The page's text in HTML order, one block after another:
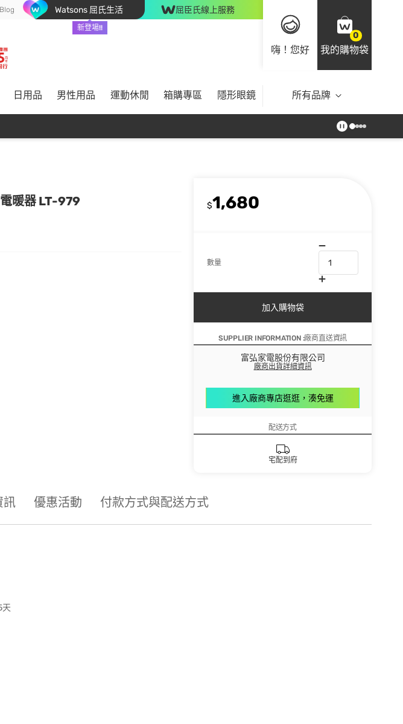
Blog Watsons 屈氏生活
新登場!!
屈臣氏線上服務
嗨！您好
0
我的購物袋
日用品 男性用品 運動休閒 箱購專區 隱形眼鏡 所有品牌
暖器 LT-979
$1,680
數量
加入購物袋
SUPPLIER INFORMATION :廠商直送資訊
富弘家電股份有限公司
廠商出貨詳細資訊
進入廠商專店逛逛，湊免運
配送方式
宅配到府
訊 優惠活動 付款方式與配送方式
天